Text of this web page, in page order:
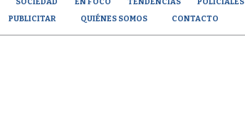
SOCIEDAD EN FOCO TENDENCIAS POLICIALES
PUBLICITAR
QUIÉNES SOMOS CONTACTO